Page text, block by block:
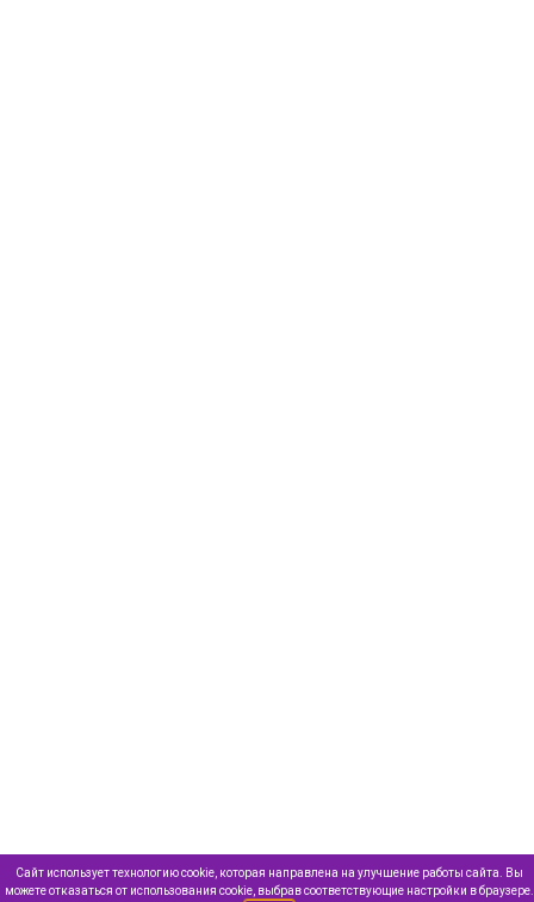
Сайт использует технологию cookie, которая направлена на улучшение работы сайта. Вы
можете отказаться от использования cookie, выбрав соответствующие настройки в браузере.